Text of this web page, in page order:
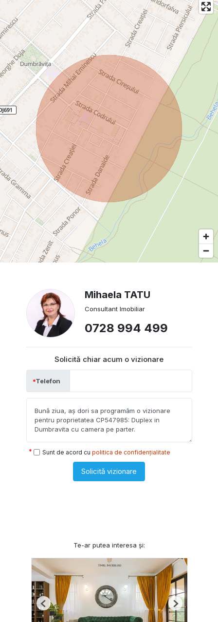
Mihaela TATU
Consultant Imobiliar
0728 994 499
Solicită chiar acum o vizionare
Telefon
Sunt de acord cu politica de confidențialitate
Solicită vizionare
Te-ar putea interesa și:
Previous Next